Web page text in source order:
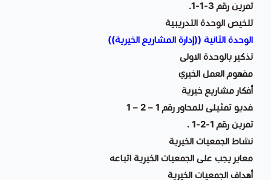
تمرين رقم 3-1-1.
تلخيص الوحدة التدريبية
الوحدة الثانية ((إدارة المشاريع الخيرية))
تذكير بالوحدة الاولى
مفهوم العمل الخيري
أفكار مشاريع خيرية
فديو تمثيلى للمحاور رقم 1 – 2 – 1
تمرين رقم 1-2-1 .
نشاط الجمعيات الخيرية
معاير يجب على الجمعيات الخيرية اتباعه
أهداف الجمعيات الخيرية